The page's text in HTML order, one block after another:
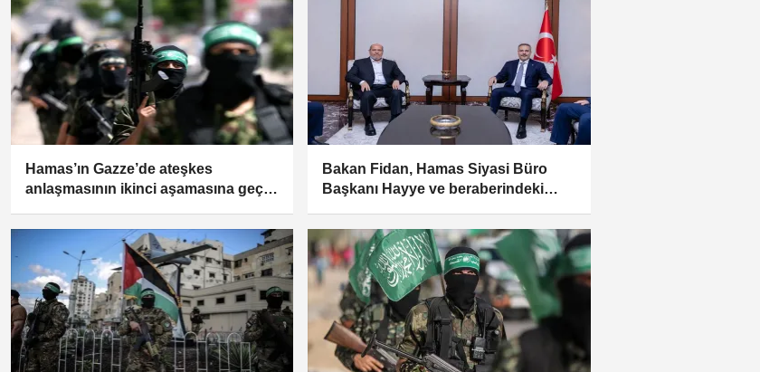
Hamas’ın Gazze’de ateşkes
anlaşmasının ikinci aşamasına geçiş
edildi
Bakan Fidan, Hamas Siyasi Büro
Başkanı Hayye ve beraberindeki